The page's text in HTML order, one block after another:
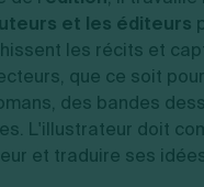
et les éditeurs
les récits et
que ce soit
des bandes
L'illustrateur doit
et traduire ses